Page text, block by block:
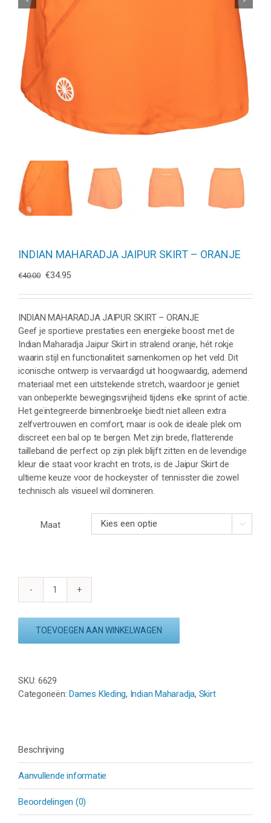
INDIAN MAHARADJA JAIPUR SKIRT – ORANJE
€40.00 Oorspronkelijke
was:
€40.00.
€34.95Huidige
is:
€34.95.
INDIAN MAHARADJA JAIPUR SKIRT – ORANJE
Geef je sportieve prestaties een energieke boost met de
Indian Maharadja Jaipur Skirt in stralend oranje, hét rokje
waarin stijl en functionaliteit samenkomen op het veld. Dit
iconische ontwerp is vervaardigd uit hoogwaardig, ademend
materiaal met een uitstekende stretch, waardoor je geniet
van onbeperkte bewegingsvrijheid tijdens elke sprint of actie.
Het geïntegreerde binnenbroekje biedt niet alleen extra
zelfvertrouwen en comfort, maar is ook de ideale plek om
discreet een bal op te bergen. Met zijn brede, flatterende
tailleband die perfect op zijn plek blijft zitten en de levendige
kleur die staat voor kracht en trots, is de Jaipur Skirt de
ultieme keuze voor de hockeyster of tennisster die zowel
technisch als visueel wil domineren.
Maat 
INDIAN
SKIRT
aantal
TOEVOEGEN AAN WINKELWAGEN
SKU: 6629
Categorieën:Dames Kleding, Indian Maharadja, Skirt
Beschrijving
Aanvullende informatie
Beoordelingen (0)